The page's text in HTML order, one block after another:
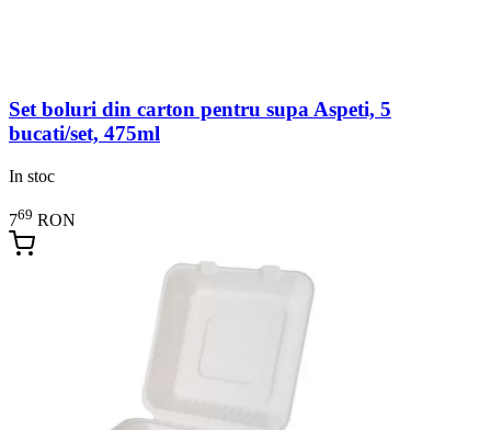
Set boluri din carton pentru supa Aspeti, 5
bucati/set, 475ml
In stoc
769 RON